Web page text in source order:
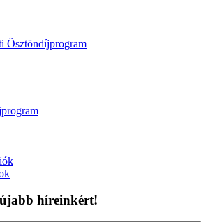
Ösztöndíjprogram
híreinkért!